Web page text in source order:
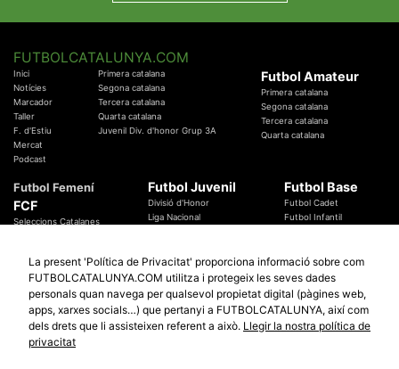
FUTBOLCATALUNYA.COM
Inici
Notícies
Marcador
Taller
F. d'Estiu
Mercat
Podcast
Primera catalana
Segona catalana
Tercera catalana
Quarta catalana
Juvenil Div. d'honor Grup 3A
Futbol Amateur
Primera catalana
Segona catalana
Tercera catalana
Quarta catalana
Futbol Femení
FCF
Seleccions Catalanes
Temes Federatius
Futbol Juvenil
Divisió d'Honor
Liga Nacional
Futbol Base
Futbol Cadet
Futbol Infantil
Futbol Catalunya
Promocions
Sortejos
Participació
Especials
Copa Catalunya Absoluta 2019
Copa del Rei 2019 - 2020
La present 'Política de Privacitat' proporciona informació sobre com
FUTBOLCATALUNYA.COM utilitza i protegeix les seves dades
personals quan navega per qualsevol propietat digital (pàgines web,
apps, xarxes socials…) que pertanyi a FUTBOLCATALUNYA, així com
dels drets que li assisteixen referent a això. Llegir la nostra política de
privacitat